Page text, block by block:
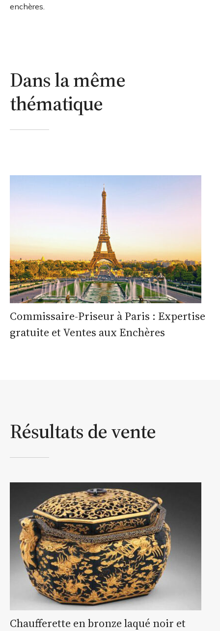
enchères.
Dans la même
thématique
Commissaire-Priseur à Paris : Expertise
gratuite et Ventes aux Enchères
Résultats de vente
Chaufferette en bronze laqué noir et